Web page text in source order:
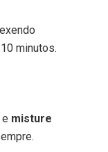
minutos.
misture